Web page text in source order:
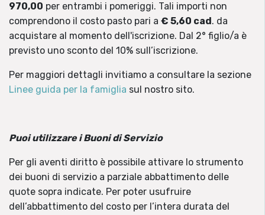
970,00 per entrambi i pomeriggi. Tali importi non
comprendono il costo pasto pari a € 5,60 cad. da
acquistare al momento dell'iscrizione. Dal 2° figlio/a è
previsto uno sconto del 10% sull’iscrizione.
Per maggiori dettagli invitiamo a consultare la sezione
Linee guida per la famiglia sul nostro sito.
Puoi utilizzare i Buoni di Servizio
Per gli aventi diritto è possibile attivare lo strumento
dei buoni di servizio a parziale abbattimento delle
quote sopra indicate. Per poter usufruire
dell’abbattimento del costo per l’intera durata del